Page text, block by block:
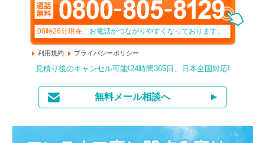
08時26分現在、 お電話がつながりやすくなっております。
利用規約 プライバシーポリシー
見積り後のキャンセル可能!24時間365日、日本全国対応!
無料メール相談へ